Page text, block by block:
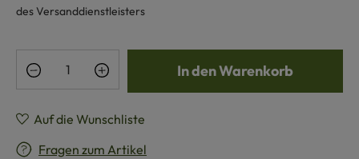
des Versanddienstleisters
Produkt Anzahl: Gib den gewünschten
In den Warenkorb
Auf die Wunschliste
Fragen zum Artikel